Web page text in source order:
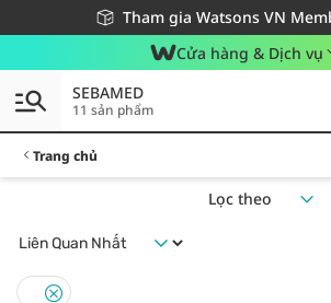
Tham gia Watsons VN
Miễn phí giao hàng cho đơn
Giao hàng nhanh 24h - Áp dụng khu
Cửa hàng & Dịch vụ
SEBAMED
11 sản phẩm
Trang chủ
Lọc theo